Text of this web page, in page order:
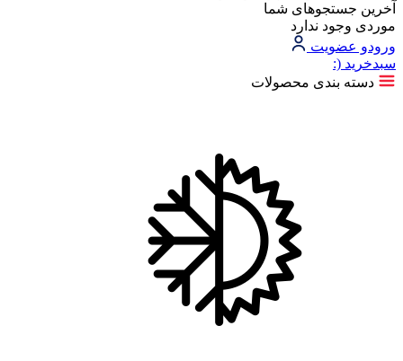
آخرین جستجوهای شما
موردی وجود ندارد
ورودو عضویت
سبد‌خرید (:
دسته بندی محصولات